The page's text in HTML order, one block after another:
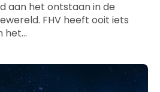
aan het ontstaan in de
FHV heeft ooit iets
het…